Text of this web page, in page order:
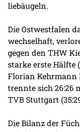
liebäugeln.
Die Ostwestfalen
wechselhaft,
gegen den THW
starke erste Hälfte
Florian Kehrmann
trennte sich 26:26
TVB Stuttgart
Die Bilanz der